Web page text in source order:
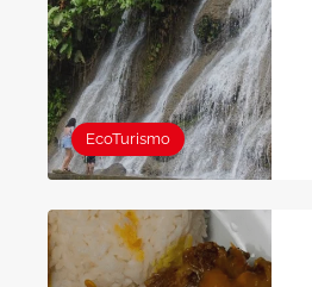
EcoTurismo